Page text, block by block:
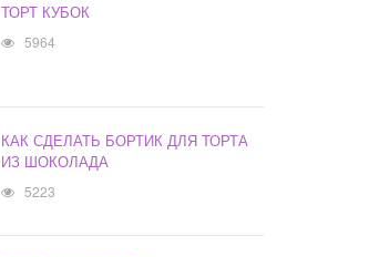
ТОРТ КУБОК
5964
КАК СДЕЛАТЬ БОРТИК ДЛЯ ТОРТА
ИЗ ШОКОЛАДА
5223